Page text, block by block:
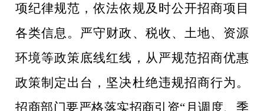
项纪律规范，依法依规及时公开招商项目
各类信息。严守财政、税收、土地、资源
环境等政策底线红线，从严规范招商优惠
政策制定出台，坚决杜绝违规招商行为。
招商部门要严格落实招商引资“ 月调度、季